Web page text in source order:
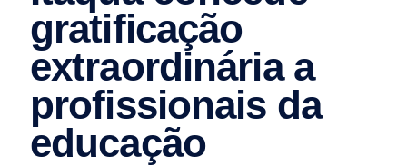
gratificação
extraordinária a
profissionais da
educação